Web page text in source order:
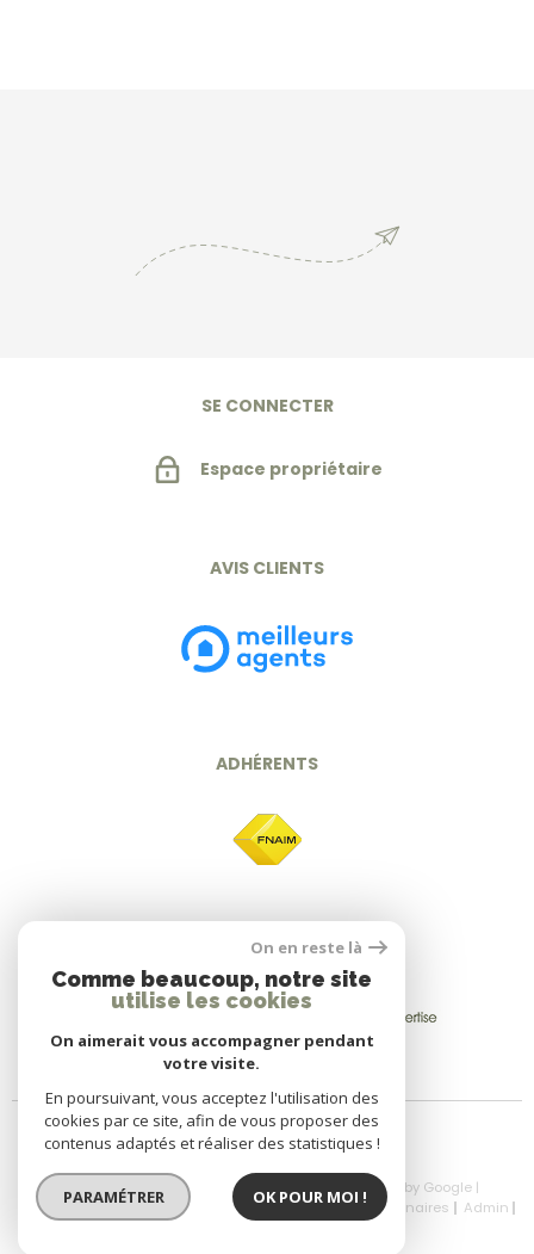
SE CONNECTER
Espace propriétaire
AVIS CLIENTS
ADHÉRENTS
© 2026 | Tous droits réservés | Traduction powered by Google |
Nos Honoraires
Plan Du Site Mentions Légales Partenaires
Admin
On en reste là
Comme beaucoup, notre site
utilise les cookies
On aimerait vous accompagner pendant
votre visite.
En poursuivant, vous acceptez l'utilisation des
cookies par ce site, afin de vous proposer des
contenus adaptés et réaliser des statistiques !
PARAMÉTRER OK POUR MOI !